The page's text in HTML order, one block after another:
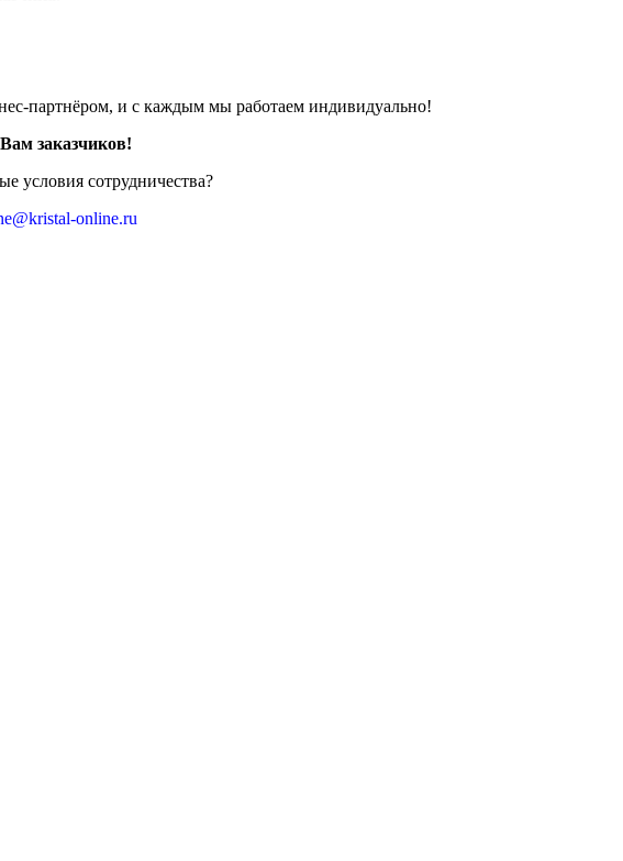
партнёром, и с каждым мы работаем индивидуально!
заказчиков!
условия сотрудничества?
online.ru